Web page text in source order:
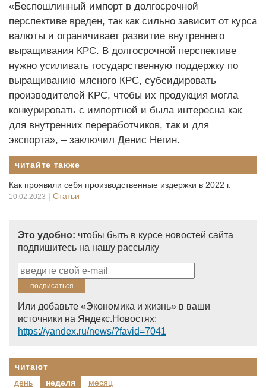
«Беспошлинный импорт в долгосрочной
перспективе вреден, так как сильно зависит от курса
валюты и ограничивает развитие внутреннего
выращивания КРС. В долгосрочной перспективе
нужно усиливать государственную поддержку по
выращиванию мясного КРС, субсидировать
производителей КРС, чтобы их продукция могла
конкурировать с импортной и была интересна как
для внутренних переработчиков, так и для
экспорта», – заключил Денис Негин.
читайте также
Как проявили себя производственные издержки в 2022 г.
10.02.2023 | Статьи
Это удобно: чтобы быть в курсе новостей сайта
подпишитесь на нашу рассылку
Или добавьте «Экономика и жизнь» в ваши
источники на Яндекс.Новостях:
https://yandex.ru/news/?favid=7041
читают
день
неделя месяц